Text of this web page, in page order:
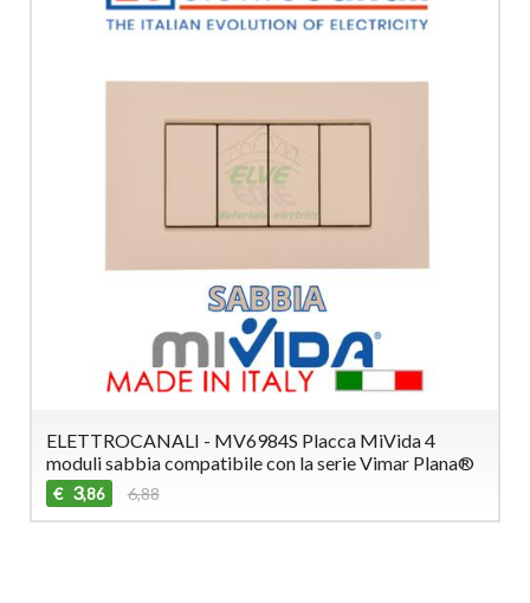
ELETTROCANALI - MV6984S Placca MiVida 4
moduli sabbia compatibile con la serie Vimar Plana®
€ 3,86 6,88